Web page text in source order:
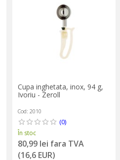
Cupa inghetata, inox, 94 g,
Ivoriu - Zeroll
Cod: 2010
(0)
În stoc
80,99 lei fara TVA
(16,6 EUR)